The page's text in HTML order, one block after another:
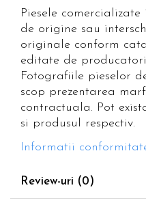
Piesele
de origine sau
originale conform
editate de producatori
Fotografiile pieselor
scop prezentarea
contractuala. Pot
si produsul respectiv.
Informatii
Review-uri (0)